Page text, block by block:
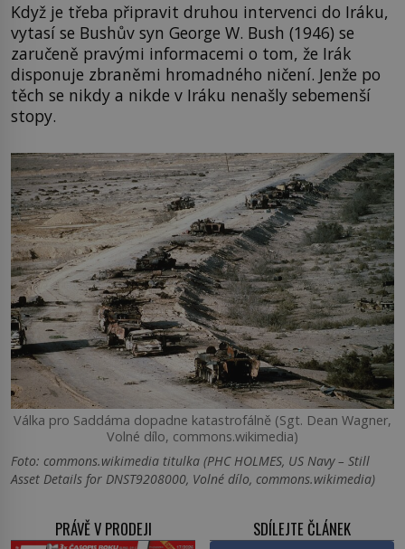
Když je třeba připravit druhou intervenci do Iráku,
vytasí se Bushův syn George W. Bush (1946) se
zaručeně pravými informacemi o tom, že Irák
disponuje zbraněmi hromadného ničení. Jenže po
těch se nikdy a nikde v Iráku nenašly sebemenší
stopy.
Válka pro Saddáma dopadne katastrofálně (Sgt. Dean Wagner,
Volné dílo, commons.wikimedia)
Foto: commons.wikimedia titulka (PHC HOLMES, US Navy – Still
Asset Details for DNST9208000, Volné dílo, commons.wikimedia)
PRÁVĚ V PRODEJI SDÍLEJTE ČLÁNEK